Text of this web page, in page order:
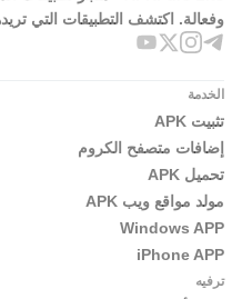
رغبتك.
التخزين المحلي ودعم لخدمات
يتمحور الاستخدام حول بساطة
واضحة ومباشرة.
وفعالة. اكتشف التطبيقات التي
الخدمة
تثبيت APK
إضافات متصفح الكروم
تحميل APK
مولد مواقع ويب APK
Windows APP
iPhone APP
ترفيه